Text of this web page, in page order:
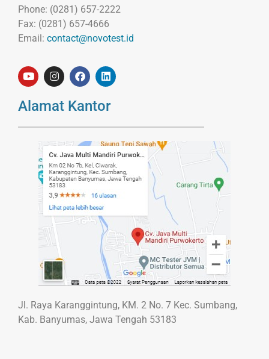
Phone: (0281) 657-2222
Fax: (0281) 657-4666
Email: contact@novotest.id
Alamat Kantor
Jl. Raya Karanggintung, KM. 2 No. 7 Kec. Sumbang,
Kab. Banyumas, Jawa Tengah 53183